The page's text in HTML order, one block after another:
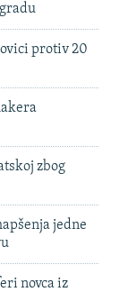
protiv 20
zbog
jedne
novca iz